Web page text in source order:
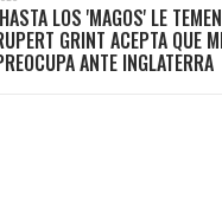
LOS 'MAGOS' LE
GRINT ACEPTA QUE
ANTE INGLATERRA